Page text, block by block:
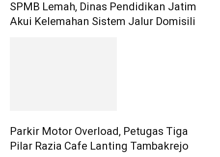
SPMB Lemah, Dinas Pendidikan Jatim
Akui Kelemahan Sistem Jalur Domisili
Parkir Motor Overload, Petugas Tiga
Pilar Razia Cafe Lanting Tambakrejo